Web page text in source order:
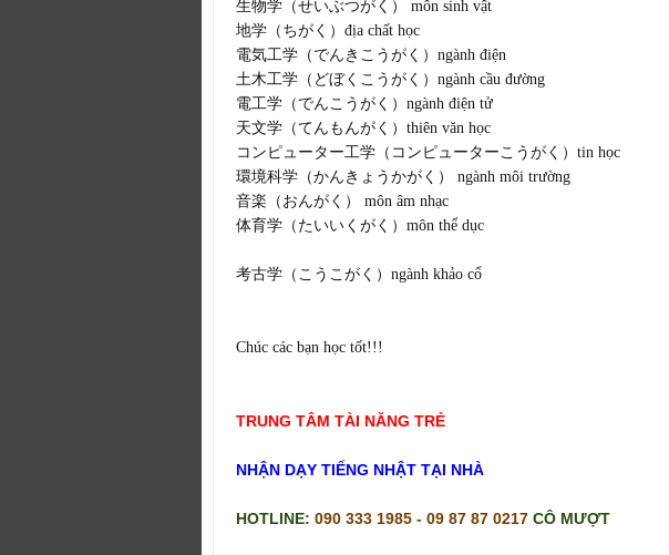
生物学（せいぶつがく） môn sinh vật
地学（ちがく）địa chất học
電気工学（でんきこうがく）ngành điện
土木工学（どぼくこうがく）ngành cầu đường
電工学（でんこうがく）ngành điện tử
天文学（てんもんがく）thiên văn học
コンピューター工学（コンピューターこうがく）tin học
環境科学（かんきょうかがく） ngành môi trường
音楽（おんがく） môn âm nhạc
体育学（たいいくがく）môn thể dục
考古学（こうこがく）ngành khảo cổ
Chúc các bạn học tốt!!!
TRUNG TÂM TÀI NĂNG TRẺ
NHẬN DẠY TIẾNG NHẬT TẠI NHÀ
HOTLINE: 090 333 1985 - 09 87 87 0217 CÔ MƯỢT